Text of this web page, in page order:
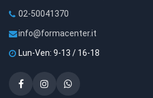
02-50041370
info@formacenter.it
Lun-Ven: 9-13 / 16-18